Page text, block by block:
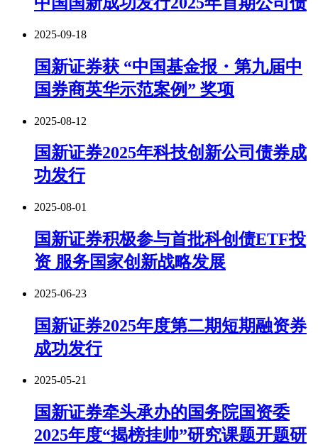
2025-09-18
国新证券获 “中国基金报・第九届中
国券商英华示范案例” 奖项
2025-08-12
国新证券2025年科技创新公司债券成
功发行
2025-08-01
国新证券积极参与首批科创债ETF投
资 服务国家创新战略发展
2025-06-23
国新证券2025年度第二期短期融资券
成功发行
2025-05-21
国新证券牵头承办的国务院国资委
2025年度“揭榜挂帅”研究课题开题研